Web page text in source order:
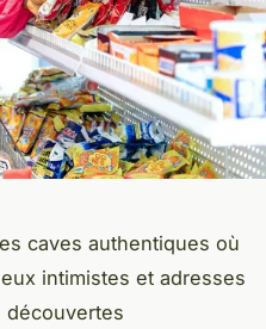
caves authentiques où
intimistes et adresses
découvertes